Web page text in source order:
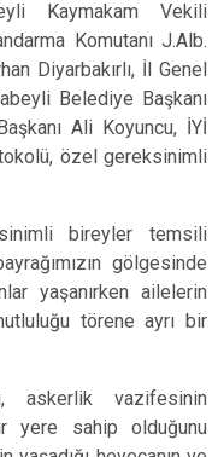
Kaymakam Vekili
Komutanı J.Alb.
Diyarbakırlı, İl Genel
Belediye Başkanı
Ali Koyuncu, İYİ
özel gereksinimli
bireyler temsili
gölgesinde
yaşanırken ailelerin
törene ayrı bir
askerlik vazifesinin
yere sahip olduğunu